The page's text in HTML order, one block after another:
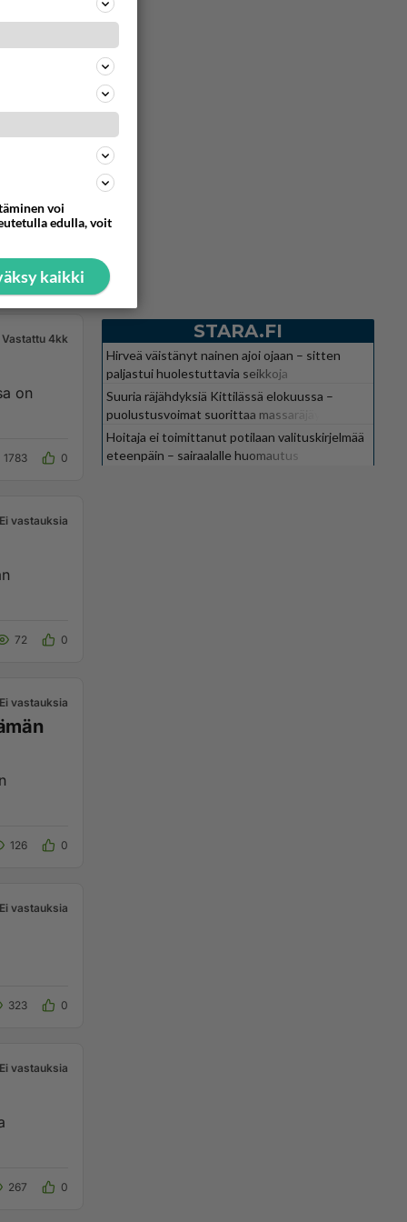
Vastattu 4kk
1783 0
Ei vastauksia
72 0
Ei vastauksia
126 0
Ei vastauksia
323 0
Ei vastauksia
267 0
STARA.FI
Hirveä väistänyt nainen ajoi ojaan – sitten
paljastui huolestuttavia seikkoja
Suuria räjähdyksiä Kittilässä elokuussa –
puolustusvoimat suorittaa massaräjäytyksiä
Hoitaja ei toimittanut potilaan valituskirjelmää
eteenpäin – sairaalalle huomautus
voi
edulla, voit
kaikki